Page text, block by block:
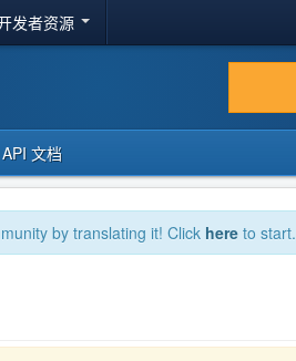
发者资源
API 文档
by translating it! Click here to start.